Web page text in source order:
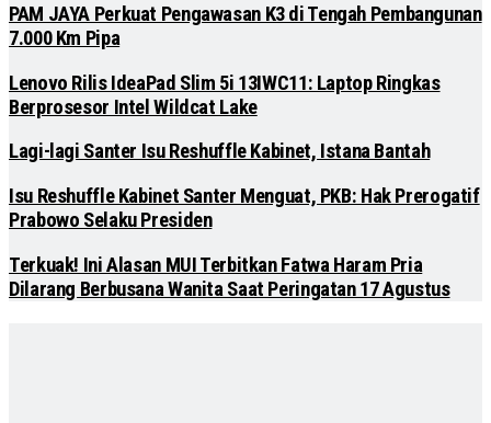
PAM JAYA Perkuat Pengawasan K3 di Tengah Pembangunan
7.000 Km Pipa
Lenovo Rilis IdeaPad Slim 5i 13IWC11: Laptop Ringkas
Berprosesor Intel Wildcat Lake
Lagi-lagi Santer Isu Reshuffle Kabinet, Istana Bantah
Isu Reshuffle Kabinet Santer Menguat, PKB: Hak Prerogatif
Prabowo Selaku Presiden
Terkuak! Ini Alasan MUI Terbitkan Fatwa Haram Pria
Dilarang Berbusana Wanita Saat Peringatan 17 Agustus